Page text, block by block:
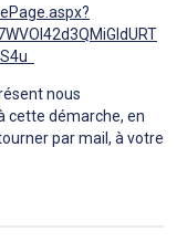
nous
cette démarche, en
par mail, à votre